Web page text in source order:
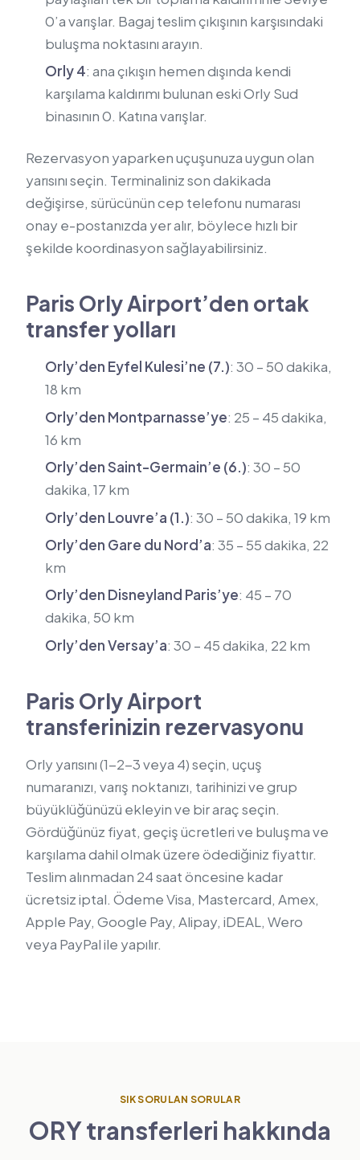
0’a varışlar. Bagaj teslim çıkışının karşısındaki
buluşma noktasını arayın.
Orly 4: ana çıkışın hemen dışında kendi
karşılama kaldırımı bulunan eski Orly Sud
binasının 0. Katına varışlar.
Rezervasyon yaparken uçuşunuza uygun olan
yarısını seçin. Terminaliniz son dakikada
değişirse, sürücünün cep telefonu numarası
onay e-postanızda yer alır, böylece hızlı bir
şekilde koordinasyon sağlayabilirsiniz.
Paris Orly Airport’den ortak
transfer yolları
Orly’den Eyfel Kulesi’ne (7.): 30 – 50 dakika,
18 km
Orly’den Montparnasse’ye: 25 – 45 dakika,
16 km
Orly’den Saint-Germain’e (6.): 30 – 50
dakika, 17 km
Orly’den Louvre’a (1.): 30 – 50 dakika, 19 km
Orly’den Gare du Nord’a: 35 – 55 dakika, 22
km
Orly’den Disneyland Paris’ye: 45 – 70
dakika, 50 km
Orly’den Versay’a: 30 – 45 dakika, 22 km
Paris Orly Airport
transferinizin rezervasyonu
Orly yarısını (1-2-3 veya 4) seçin, uçuş
numaranızı, varış noktanızı, tarihinizi ve grup
büyüklüğünüzü ekleyin ve bir araç seçin.
Gördüğünüz fiyat, geçiş ücretleri ve buluşma ve
karşılama dahil olmak üzere ödediğiniz fiyattır.
Teslim alınmadan 24 saat öncesine kadar
ücretsiz iptal. Ödeme Visa, Mastercard, Amex,
Apple Pay, Google Pay, Alipay, iDEAL, Wero
veya PayPal ile yapılır.
SIK SORULAN SORULAR
ORY transferleri hakkında